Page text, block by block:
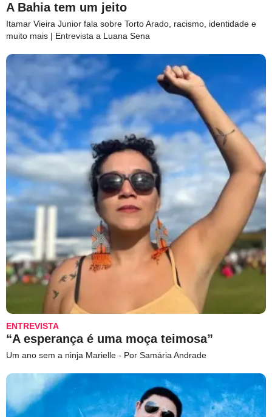
A Bahia tem um jeito
Itamar Vieira Junior fala sobre Torto Arado, racismo, identidade e
muito mais | Entrevista a Luana Sena
ENTREVISTA
“A esperança é uma moça teimosa”
Um ano sem a ninja Marielle - Por Samária Andrade